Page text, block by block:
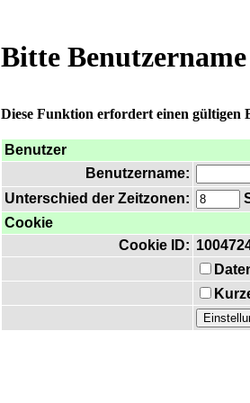
Bitte
Diese Funktion erfordert einen gültigen
Benutzer
Benutzername:
Unterschied der Zeitzonen:
Cookie
Cookie ID: